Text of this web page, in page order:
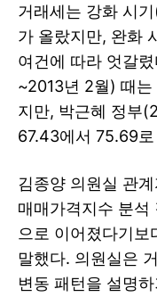
거래세는 강화 시
가 올랐지만, 완화
여건에 따라 엇갈
~2013년 2월) 때는
지만, 박근혜 정부
67.43에서 75.69
김종양 의원실 관
매매가격지수 분석
으로 이어졌다기보
말했다. 의원실은
변동 패턴을 설명